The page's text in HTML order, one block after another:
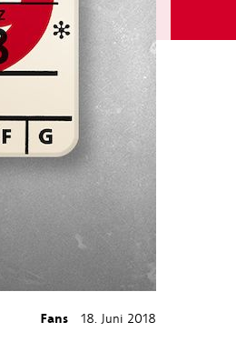
Fans 18. Juni 2018